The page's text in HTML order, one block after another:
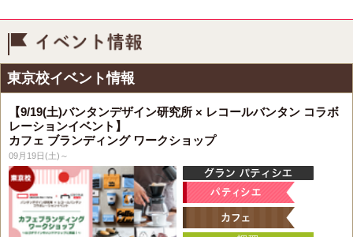
東京校イベント情報
【9/19(土)バンタンデザイン研究所 × レコールバンタン コラボ
レーションイベント】
カフェ ブランディング ワークショップ
09月19日(土)～